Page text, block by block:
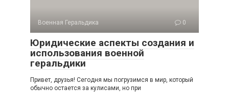
Военная Геральдика 0
Юридические аспекты создания и
использования военной
геральдики
Привет, друзья! Сегодня мы погрузимся в мир, который
обычно остается за кулисами, но при